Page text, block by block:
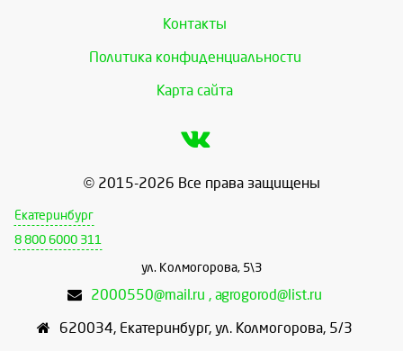
Контакты
Политика конфиденциальности
Карта сайта
© 2015-2026 Все права защищены
Екатеринбург
8 800 6000 311
ул. Колмогорова, 5\3
2000550@mail.ru , agrogorod@list.ru
620034, Екатеринбург, ул. Колмогорова, 5/3